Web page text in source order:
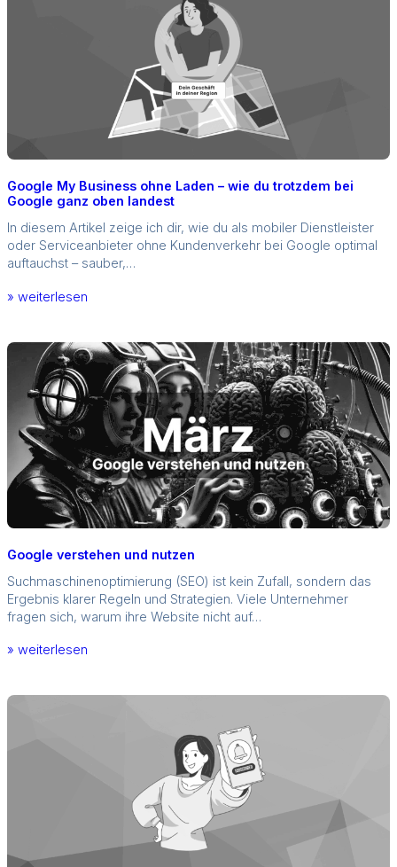
Google My Business ohne Laden – wie du trotzdem bei
Google ganz oben landest
In diesem Artikel zeige ich dir, wie du als mobiler Dienstleister
oder Serviceanbieter ohne Kundenverkehr bei Google optimal
auftauchst – sauber,…
» weiterlesen
Google verstehen und nutzen
Suchmaschinenoptimierung (SEO) ist kein Zufall, sondern das
Ergebnis klarer Regeln und Strategien. Viele Unternehmer
fragen sich, warum ihre Website nicht auf…
» weiterlesen